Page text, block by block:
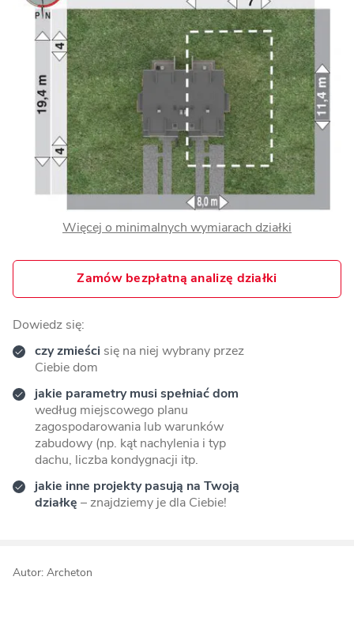
Więcej o minimalnych wymiarach działki
Zamów bezpłatną analizę działki
Dowiedz się:
czy zmieści się na niej wybrany przez
Ciebie dom
jakie parametry musi spełniać dom
według miejscowego planu
zagospodarowania lub warunków
zabudowy (np. kąt nachylenia i typ
dachu, liczba kondygnacji itp.
jakie inne projekty pasują na Twoją
działkę – znajdziemy je dla Ciebie!
Autor: Archeton